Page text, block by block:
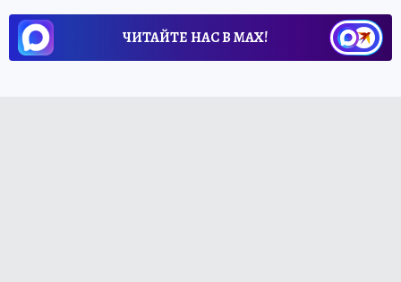
ЧИТАЙТЕ НАС В МАХ!